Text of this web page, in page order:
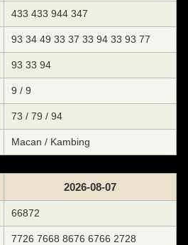
433 433 944 347
93 34 49 33 37 33 94 33 93 77
93 33 94
9 / 9
73 / 79 / 94
Macan / Kambing
2026-08-07
66872
7726 7668 8676 6766 2728